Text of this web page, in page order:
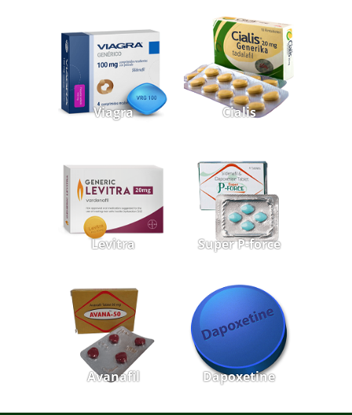
Viagra Cialis
Levitra Super P-force
Avanafil Dapoxetine